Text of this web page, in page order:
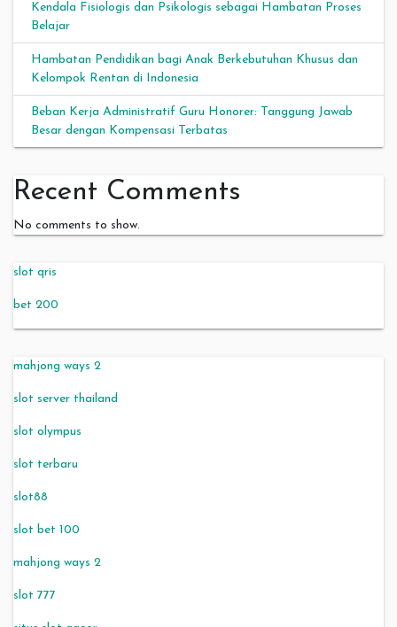
Kendala Fisiologis dan Psikologis sebagai Hambatan Proses
Belajar
Hambatan Pendidikan bagi Anak Berkebutuhan Khusus dan
Kelompok Rentan di Indonesia
Beban Kerja Administratif Guru Honorer: Tanggung Jawab
Besar dengan Kompensasi Terbatas
Recent Comments
No comments to show.
slot qris
bet 200
mahjong ways 2
slot server thailand
slot olympus
slot terbaru
slot88
slot bet 100
mahjong ways 2
slot 777